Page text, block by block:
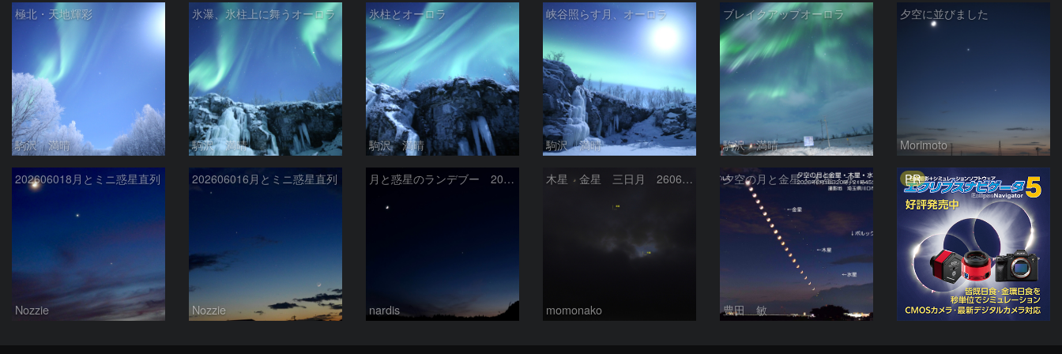
極北・天地輝彩
駒沢 満晴
氷瀑、氷柱上に舞うオーロラ
駒沢 満晴
氷柱とオーロラ
駒沢 満晴
峡谷照らす月、オーロラ
駒沢 満晴
ブレイクアップオーロラ
駒沢 満晴
夕空に並びました
Morimoto
202606018月とミニ惑星直列
Nozzie
202606016月とミニ惑星直列
Nozzie
月と惑星のランデブー 2026/06/19
nardis
木星 金星 三日月 260618
momonako
夕空の月と金星・木星・水星の接近 2026/6/18
豊田 敏
PR